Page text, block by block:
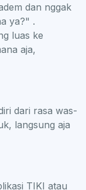
dan nggak
ya?" .
luas ke
aja,
dari rasa was-
langsung aja
TIKI atau